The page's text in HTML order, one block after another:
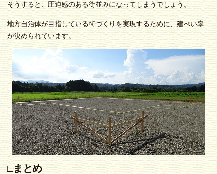
そうすると、圧迫感のある街並みになってしまうでしょう。
地方自治体が目指している街づくりを実現するために、建ぺい率
が決められています。
□まとめ